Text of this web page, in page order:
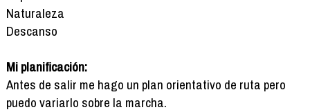
Naturaleza
Descanso
Mi planificación:
Antes de salir me hago un plan orientativo de ruta pero
puedo variarlo sobre la marcha.